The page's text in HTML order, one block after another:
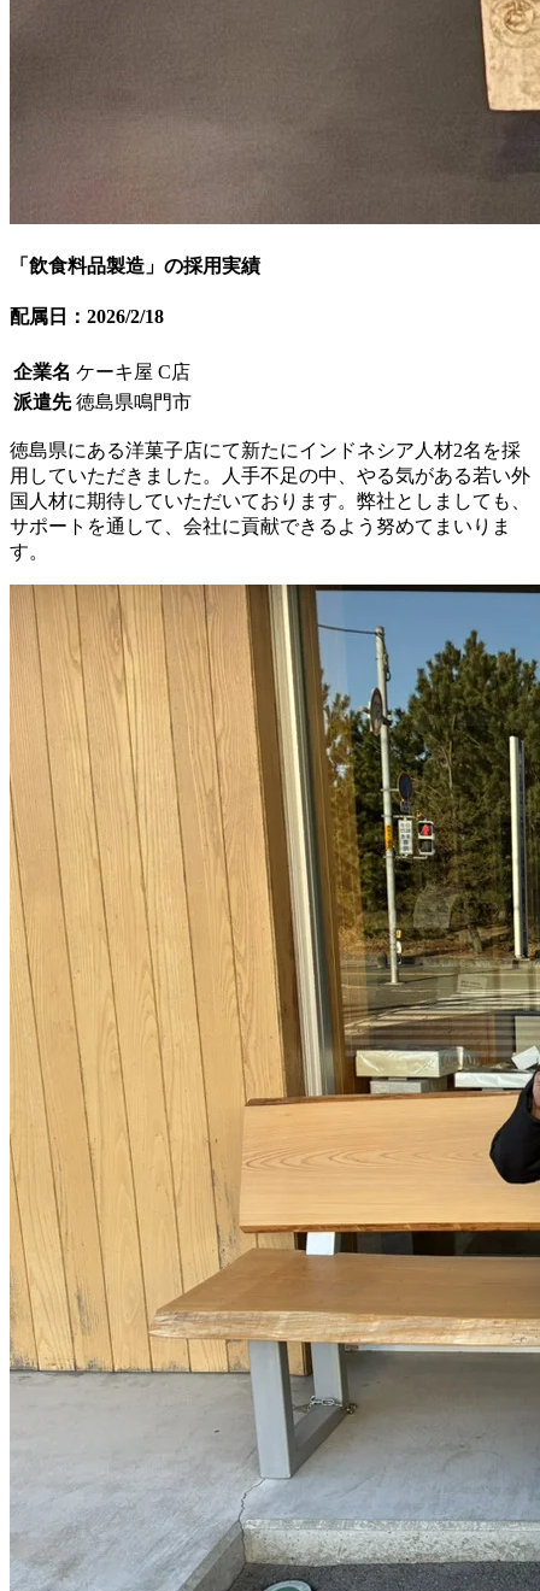
「飲食料品製造」の採用実績
配属日：2026/2/18
企業名 ケーキ屋 C店
派遣先 徳島県鳴門市
徳島県にある洋菓子店にて新たにインドネシア人材2名を採
用していただきました。人手不足の中、やる気がある若い外
国人材に期待していただいております。弊社としましても、
サポートを通して、会社に貢献できるよう努めてまいりま
す。